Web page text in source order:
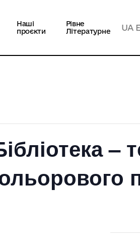
Наші
проєкти
Рівне
Літературне
UA
–